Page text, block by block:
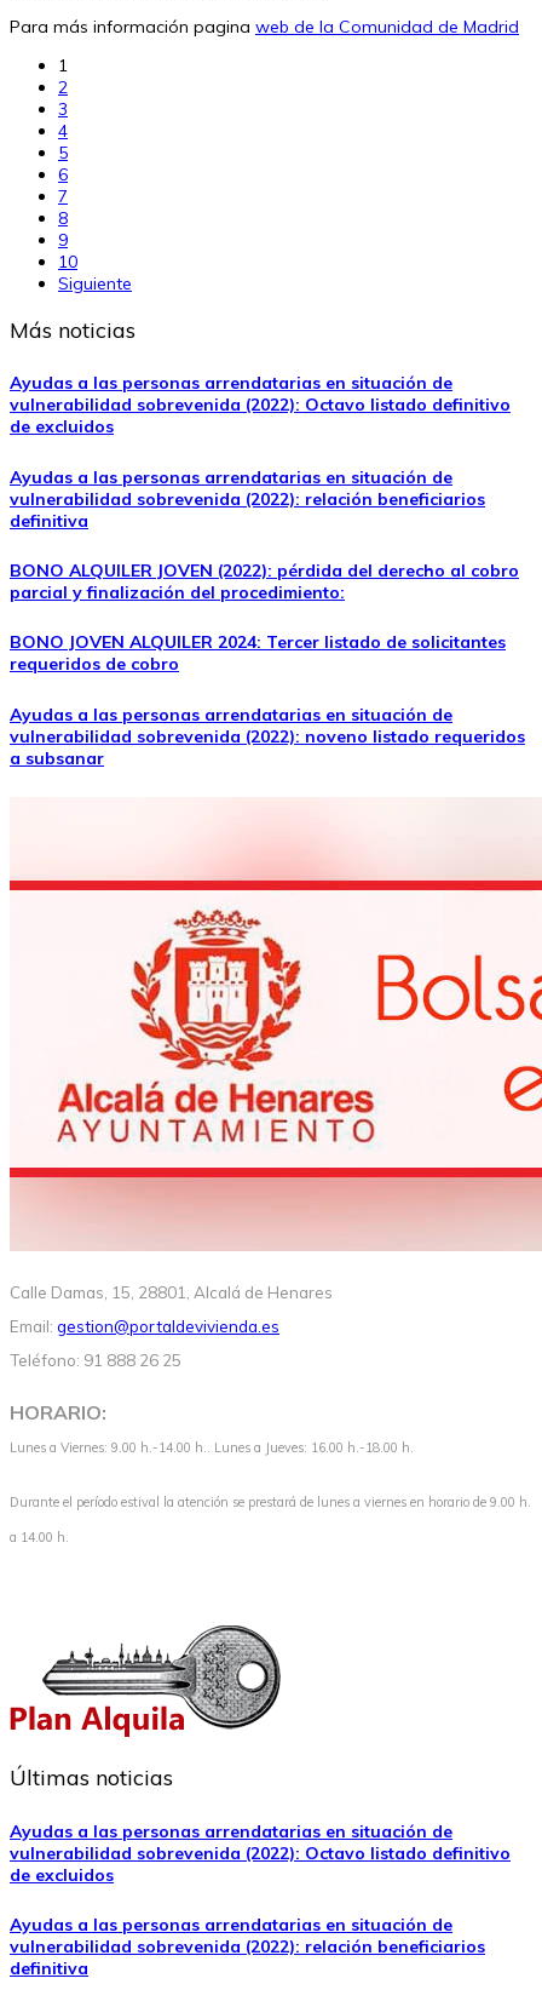
Para más información pagina web de la Comunidad de Madrid
1
2
3
4
5
6
7
8
9
10
Siguiente
Más noticias
Ayudas a las personas arrendatarias en situación de
vulnerabilidad sobrevenida (2022): Octavo listado definitivo
de excluidos
Ayudas a las personas arrendatarias en situación de
vulnerabilidad sobrevenida (2022): relación beneficiarios
definitiva
BONO ALQUILER JOVEN (2022): pérdida del derecho al cobro
parcial y finalización del procedimiento:
BONO JOVEN ALQUILER 2024: Tercer listado de solicitantes
requeridos de cobro
Ayudas a las personas arrendatarias en situación de
vulnerabilidad sobrevenida (2022): noveno listado requeridos
a subsanar
Calle Damas, 15, 28801, Alcalá de Henares
Email: gestion@portaldevivienda.es
Teléfono: 91 888 26 25
HORARIO:
Lunes a Viernes: 9.00 h.-14.00 h.. Lunes a Jueves: 16.00 h.-18.00 h.
Durante el período estival la atención se prestará de lunes a viernes en horario de 9.00 h.
a 14.00 h.
Últimas noticias
Ayudas a las personas arrendatarias en situación de
vulnerabilidad sobrevenida (2022): Octavo listado definitivo
de excluidos
Ayudas a las personas arrendatarias en situación de
vulnerabilidad sobrevenida (2022): relación beneficiarios
definitiva